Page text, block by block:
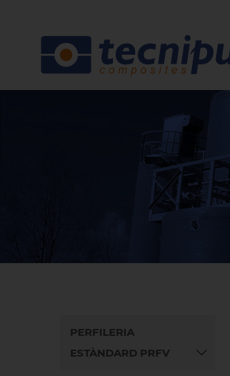
PERFILERIA
ESTÀNDARD PRFV